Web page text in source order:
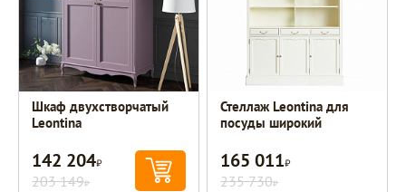
Шкаф двухстворчатый
Leontina
142 204Р
203 149Р
Стеллаж Leontina для
посуды широкий
165 011Р
235 730Р